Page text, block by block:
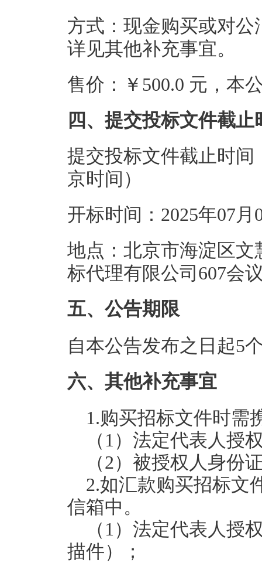
方式：现金购买或对
详见其他补充事宜。
售价：￥500.0 元，本
四、提交投标文件截
提交投标文件截止时间
京时间）
开标时间：2025年07
地点：北京市海淀区文
标代理有限公司607会
五、公告期限
自本公告发布之日起5
六、其他补充事宜
1.购买招标文件时需
（1）法定代表人授
（2）被授权人身份
2.如汇款购买招标文
信箱中。
（1）法定代表人授
描件）；